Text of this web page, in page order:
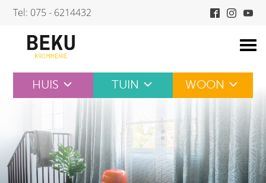
Skip
content
Tel: 075 - 6214432
HUIS TUIN WOON